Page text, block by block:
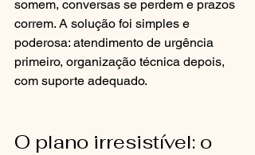
somem, conversas se perdem e prazos
correm. A solução foi simples e
poderosa: atendimento de urgência
primeiro, organização técnica depois,
com suporte adequado.
O plano irresistível: o